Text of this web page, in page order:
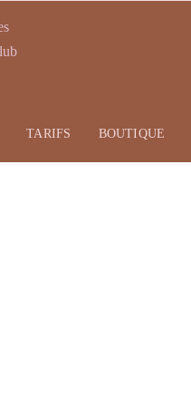
TARIFS BOUTIQUE